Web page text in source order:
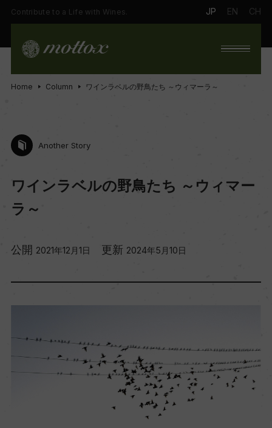
Contribute to a Life with Wines. JP EN CH
Home Column ワインラベルの野鳥たち ～ウィマーラ～
Another Story
ワインラベルの野鳥たち ～ウィマー
ラ～
公開 2021年12月1日 更新 2024年5月10日